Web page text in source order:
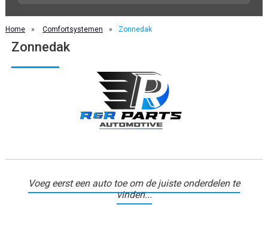
Home » Comfortsystemen » Zonnedak
Zonnedak
Voeg eerst een auto toe om de juiste onderdelen te
vinden...